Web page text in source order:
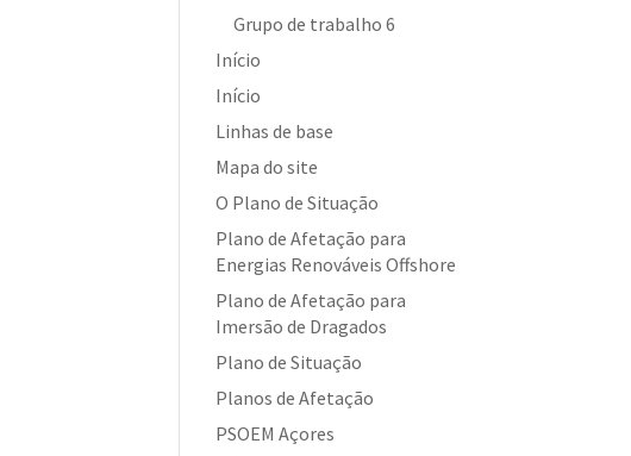
Grupo de trabalho 6
Início
Início
Linhas de base
Mapa do site
O Plano de Situação
Plano de Afetação para
Energias Renováveis Offshore
Plano de Afetação para
Imersão de Dragados
Plano de Situação
Planos de Afetação
PSOEM Açores